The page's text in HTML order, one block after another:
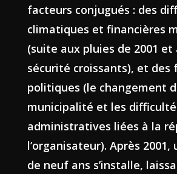
facteurs conjugués : des
climatiques et financières
(suite aux pluies de 2001 et
sécurité croissants), et des
politiques (le changement
municipalité et les
administratives liées à la
l’organisateur). Après 2001,
de neuf ans s’installe,